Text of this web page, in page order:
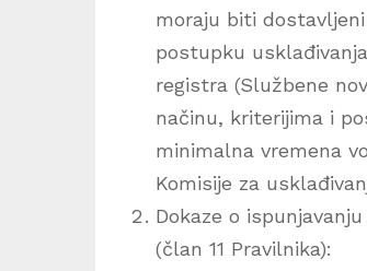
moraju biti
postupku
registra (Službene
načinu, kriterijima i
minimalna vremena
Komisije za
Dokaze o
(član 11 Pravilnika):